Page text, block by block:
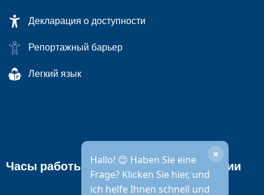
Декларация о доступности
Репортажный барьер
Легкий язык
Hallo! 😊 Haben Sie eine
Frage? Klicken Sie hier, und
ich helfe Ihnen schnell und
×
Часы работы городской администрации